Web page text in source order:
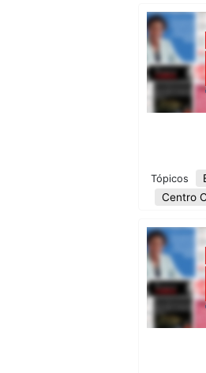
Tópicos
Centro